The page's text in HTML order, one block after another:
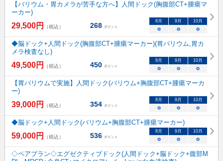
【バリウム・胃カメラが苦手な方へ】人間ドック(胸腹部CT+腫瘍マ
ーカー)
29,500円 （税込） 268 ポイント
8月 9月 10月
○ ○ ○
◆脳ドック+人間ドック(胸腹部CT+腫瘍マーカー)(胃バリウム,胃カ
メラ検査なし)
49,500円 （税込） 450 ポイント
8月 9月 10月
○ ○ ○
【胃バリウムで実施】人間ドック(バリウム+胸腹部CT+腫瘍マーカ
ー)
39,000円 （税込） 354 ポイント
8月 9月 10月
○ ○ ○
◆脳ドック+人間ドック(バリウム+胸腹部CT+腫瘍マーカー)
59,000円 （税込） 536 ポイント
8月 9月 10月
○ ○ ○
◇ペアプラン◇エグゼクティブドック(人間ドック+脳ドック+腹部M